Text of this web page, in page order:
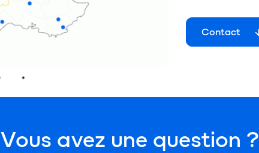
Contact
Vous avez une question ?